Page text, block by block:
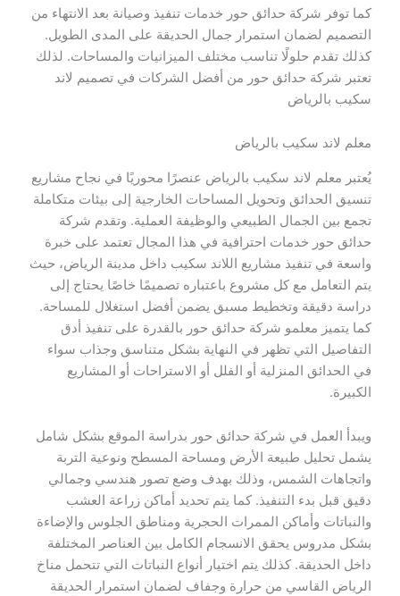
كما توفر شركة حدائق حور خدمات تنفيذ وصيانة بعد الانتهاء من
التصميم لضمان استمرار جمال الحديقة على المدى الطويل.
كذلك تقدم حلولًا تناسب مختلف الميزانيات والمساحات. لذلك
تعتبر شركة حدائق حور من أفضل الشركات في تصميم لاند
سكيب بالرياض
معلم لاند سكيب بالرياض
يُعتبر معلم لاند سكيب بالرياض عنصرًا محوريًا في نجاح مشاريع
تنسيق الحدائق وتحويل المساحات الخارجية إلى بيئات متكاملة
تجمع بين الجمال الطبيعي والوظيفة العملية. وتقدم شركة
حدائق حور خدمات احترافية في هذا المجال تعتمد على خبرة
واسعة في تنفيذ مشاريع اللاند سكيب داخل مدينة الرياض، حيث
يتم التعامل مع كل مشروع باعتباره تصميمًا خاصًا يحتاج إلى
دراسة دقيقة وتخطيط مسبق يضمن أفضل استغلال للمساحة.
كما يتميز معلمو شركة حدائق حور بالقدرة على تنفيذ أدق
التفاصيل التي تظهر في النهاية بشكل متناسق وجذاب سواء
في الحدائق المنزلية أو الفلل أو الاستراحات أو المشاريع
الكبيرة.
ويبدأ العمل في شركة حدائق حور بدراسة الموقع بشكل شامل
يشمل تحليل طبيعة الأرض ومساحة المسطح ونوعية التربة
واتجاهات الشمس، وذلك بهدف وضع تصور هندسي وجمالي
دقيق قبل بدء التنفيذ. كما يتم تحديد أماكن زراعة العشب
والنباتات وأماكن الممرات الحجرية ومناطق الجلوس والإضاءة
بشكل مدروس يحقق الانسجام الكامل بين العناصر المختلفة
داخل الحديقة. كذلك يتم اختيار أنواع النباتات التي تتحمل مناخ
الرياض القاسي من حرارة وجفاف لضمان استمرار الحديقة